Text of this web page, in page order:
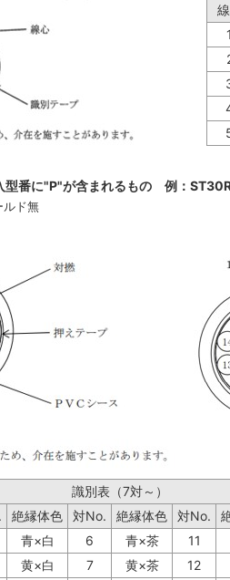
型番に"P"が含まれるもの 例：
ルド無
識別表（7対～）
絶縁体色 対No. 絶縁体色 対No.
青×白 6 青×茶 11
黄×白 7 黄×茶 12